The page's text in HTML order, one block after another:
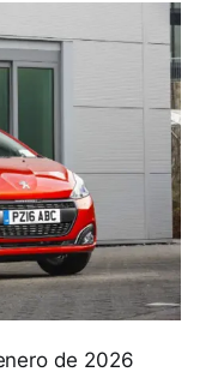
de 2026